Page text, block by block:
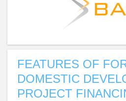
FEATURES OF
DOMESTIC
PROJECT